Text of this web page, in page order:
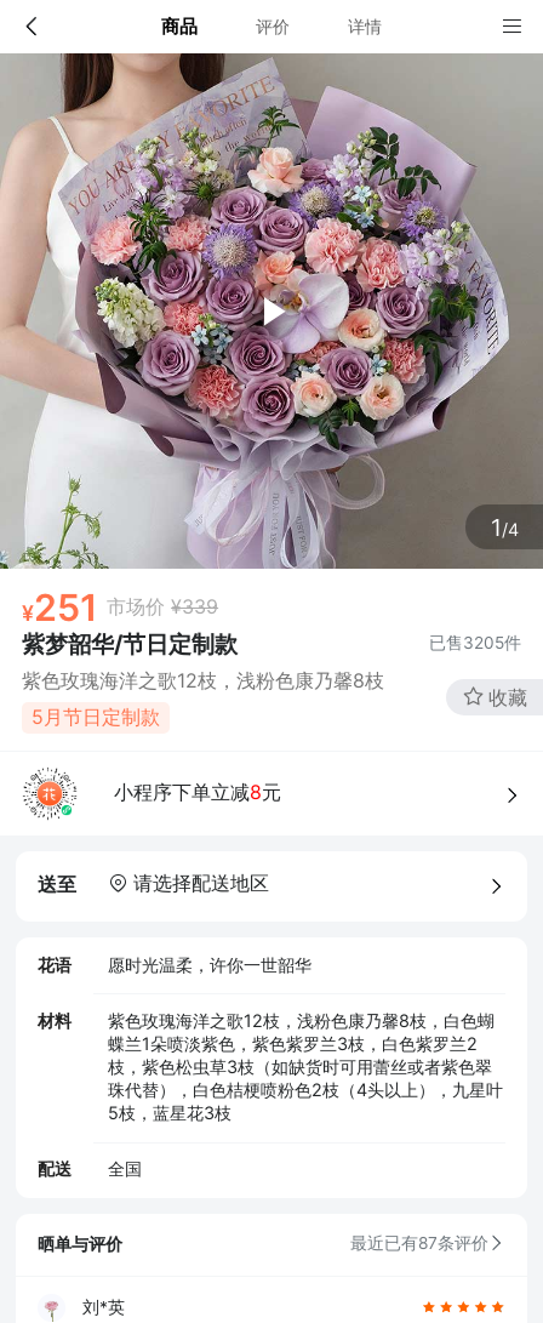
商品 评价 详情
1/4
251 市场价 ¥339
紫梦韶华/节日定制款 已售3205件
紫色玫瑰海洋之歌12枝，浅粉色康乃馨8枝
5月节日定制款
收藏
小程序下单立减8元
送至 请选择配送地区
花语 愿时光温柔，许你一世韶华
材料
紫色玫瑰海洋之歌12枝，浅粉色康乃馨8枝，白色蝴
蝶兰1朵喷淡紫色，紫色紫罗兰3枝，白色紫罗兰2
枝，紫色松虫草3枝（如缺货时可用蕾丝或者紫色翠
珠代替），白色桔梗喷粉色2枝（4头以上），九星叶
5枝，蓝星花3枝
配送 全国
配送说明
全国
确定
店铺信息
该地区暂无配送门店
确定
晒单与评价 最近已有87条评价
刘*英